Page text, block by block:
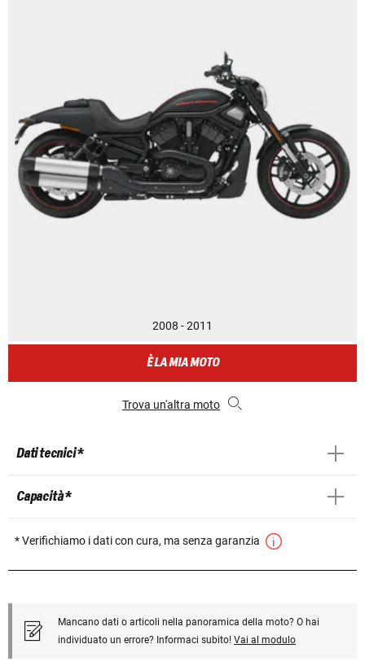
2008 - 2011
È LA MIA MOTO
Trova un'altra moto
Dati tecnici *
Capacità *
* Verifichiamo i dati con cura, ma senza garanzia
Mancano dati o articoli nella panoramica della moto? O hai
individuato un errore? Informaci subito! Vai al modulo